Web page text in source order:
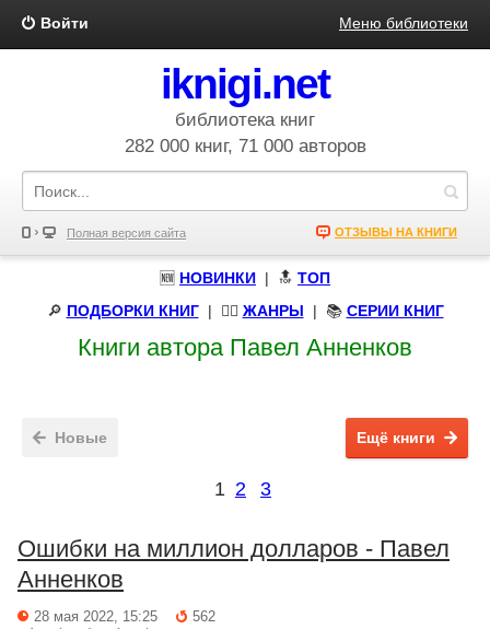
Войти Меню библиотеки
iknigi.net
библиотека книг
282 000 книг, 71 000 авторов
Полная версия сайта ОТЗЫВЫ НА КНИГИ
🆕 НОВИНКИ | 🔝 ТОП
🔎 ПОДБОРКИ КНИГ| 🧝‍♀️ ЖАНРЫ | 📚 СЕРИИ КНИГ
Книги автора Павел Анненков
Новые Ещё книги
1 2 3
Ошибки на миллион долларов - Павел
Анненков
28 мая 2022, 15:25 562